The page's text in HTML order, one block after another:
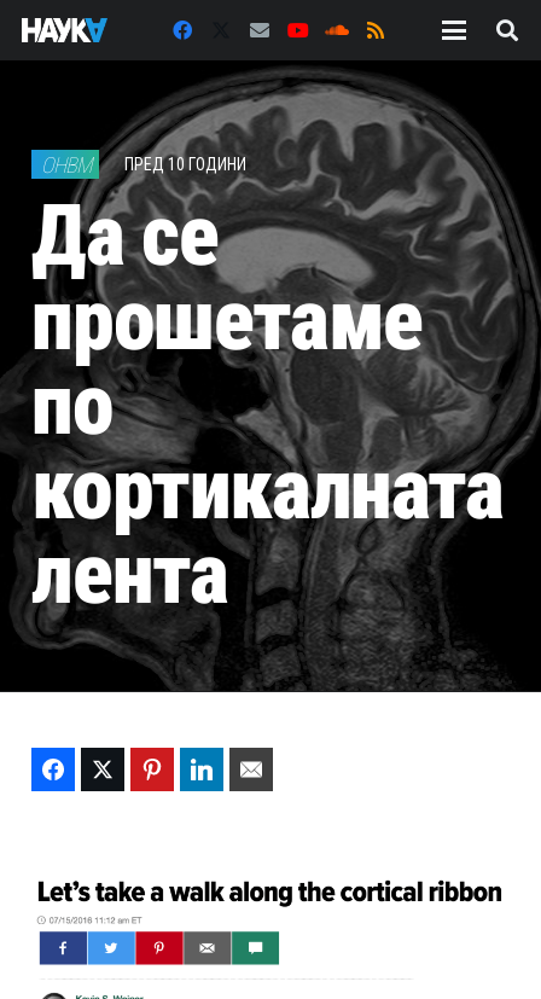
ОHBM ПРЕД 10 ГОДИНИ
Да се
прошетаме
по
кортикалната
лента
FacebookTwitter PinterestLinkedIn